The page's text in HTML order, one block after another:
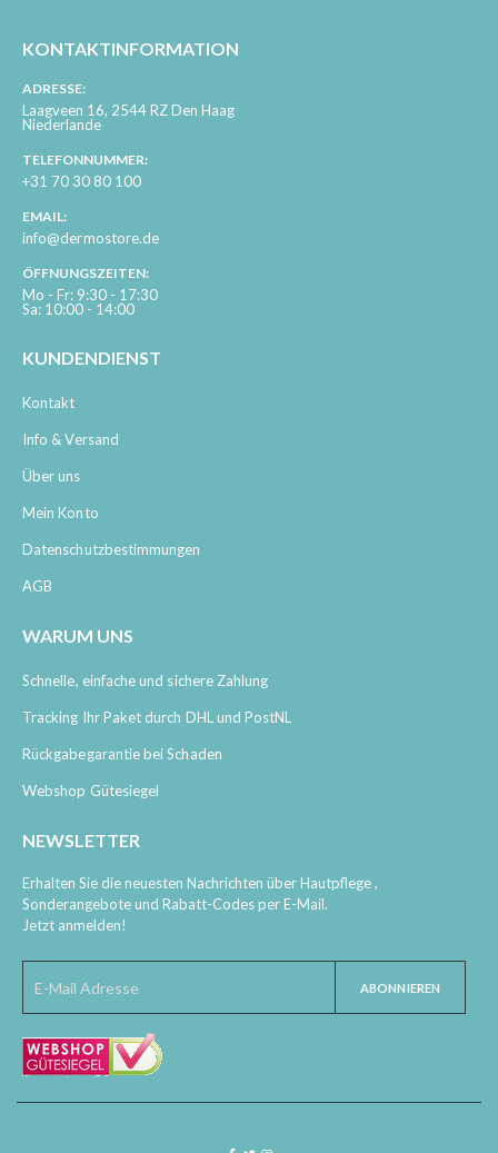
KONTAKTINFORMATION
ADRESSE:
Laagveen 16, 2544 RZ Den Haag
Niederlande
TELEFONNUMMER:
+31 70 30 80 100
EMAIL:
info@dermostore.de
ÖFFNUNGSZEITEN:
Mo - Fr: 9:30 - 17:30
Sa: 10:00 - 14:00
KUNDENDIENST
Kontakt
Info & Versand
Über uns
Mein Konto
Datenschutzbestimmungen
AGB
WARUM UNS
Schnelle, einfache und sichere Zahlung
Tracking Ihr Paket durch DHL und PostNL
Rückgabegarantie bei Schaden
Webshop Gütesiegel
NEWSLETTER
Erhalten Sie die neuesten Nachrichten über Hautpflege ,
Sonderangebote und Rabatt-Codes per E-Mail.
Jetzt anmelden!
ABONNIEREN